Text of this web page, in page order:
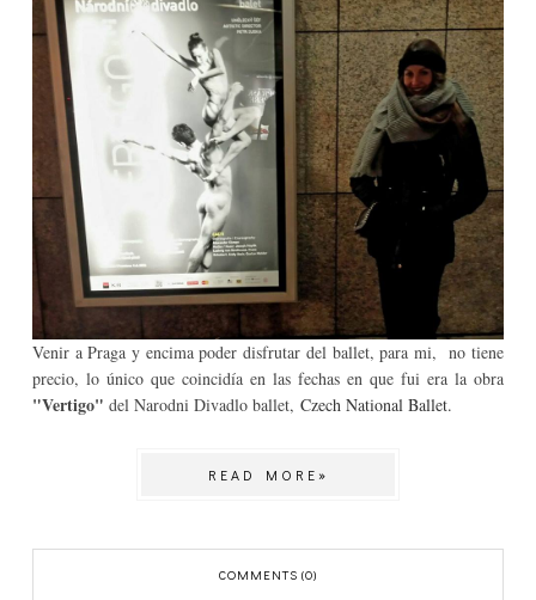
Venir a Praga y encima poder disfrutar del ballet, para mi, no tiene
precio, lo único que coincidía en las fechas en que fui era la obra
"Vertigo" del Narodni Divadlo ballet, Czech National Ballet.
READ MORE»
COMMENTS (0)